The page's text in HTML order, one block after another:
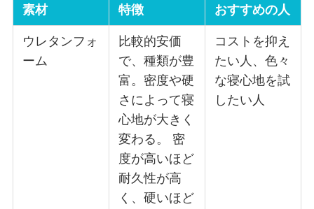
素材 特徴 おすすめの人
ウレタンフォ
ーム
比較的安価
で、種類が豊
富。密度や硬
さによって寝
心地が大きく
変わる。 密
度が高いほど
耐久性が高
く、硬いほど
コストを抑え
たい人、色々
な寝心地を試
したい人